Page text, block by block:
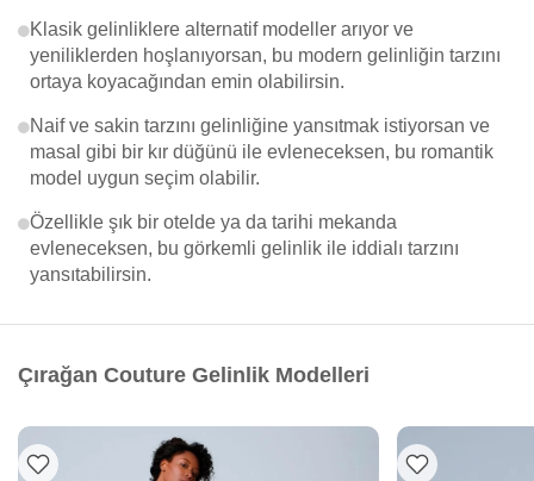
Klasik gelinliklere alternatif modeller arıyor ve
yeniliklerden hoşlanıyorsan, bu modern gelinliğin tarzını
ortaya koyacağından emin olabilirsin.
Naif ve sakin tarzını gelinliğine yansıtmak istiyorsan ve
masal gibi bir kır düğünü ile evleneceksen, bu romantik
model uygun seçim olabilir.
Özellikle şık bir otelde ya da tarihi mekanda
evleneceksen, bu görkemli gelinlik ile iddialı tarzını
yansıtabilirsin.
Çırağan Couture Gelinlik Modelleri